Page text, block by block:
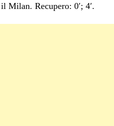
Milan. Recupero: 0′; 4′.